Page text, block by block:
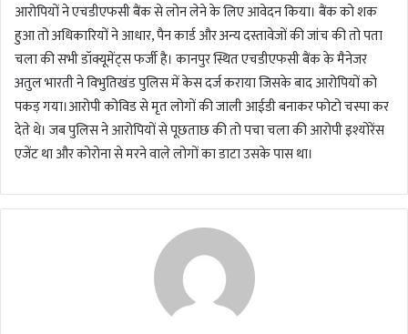
आरोपियों ने एचडीएफसी बैंक से लोन लेने के लिए आवेदन किया। बैंक को शक
हुआ तो अधिकारियों ने आधार, पैन कार्ड और अन्य दस्तावेजों की जांच की तो पता
चला की सभी डॉक्यूमेंट्स फर्जी है। कानपुर स्थित एचडीएफसी बैंक के मैनेजर
अतुल भारती ने विभुतिखंड पुलिस में केस दर्ज कराया जिसके बाद आरोपियों को
पकड़ गया।आरोपी कोविड से मृत लोगों की जाली आईडी बनाकर फोटो चस्पा कर
देते थे। जब पुलिस ने आरोपियों से पूछताछ की तो पचा चला की आरोपी इश्योरेंस
एजेंट था और कोरोना से मरने वाले लोगों का डाटा उसके पास था।